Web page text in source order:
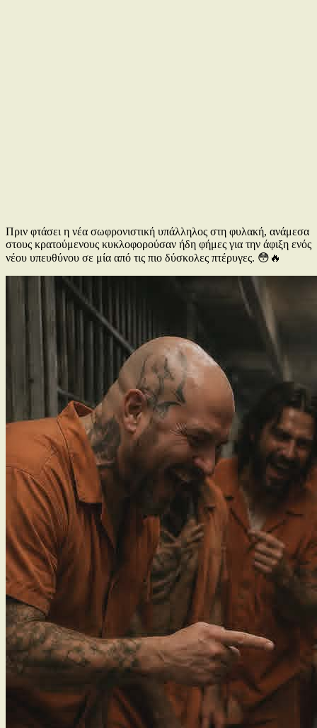
Πριν φτάσει η νέα σωφρονιστική υπάλληλος στη φυλακή, ανάμεσα
στους κρατούμενους κυκλοφορούσαν ήδη φήμες για την άφιξη ενός
νέου υπευθύνου σε μία από τις πιο δύσκολες πτέρυγες. 😳🔥